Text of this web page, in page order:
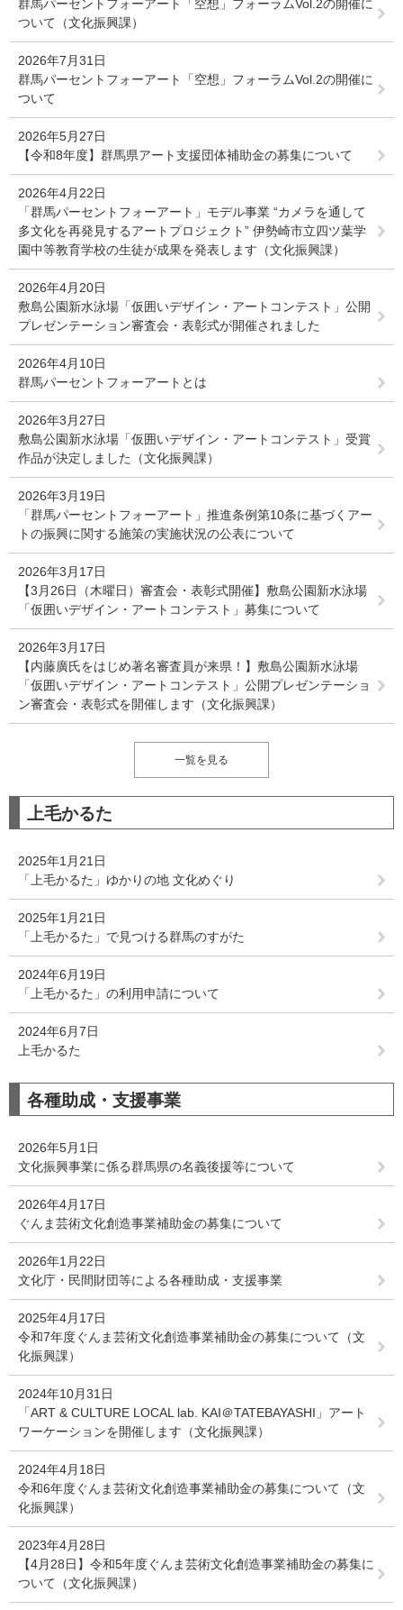
群馬パーセントフォーアート「空想」フォーラムVol.2の開催に
ついて（文化振興課）
2026年7月31日
群馬パーセントフォーアート「空想」フォーラムVol.2の開催に
ついて
2026年5月27日
【令和8年度】群馬県アート支援団体補助金の募集について
2026年4月22日
「群馬パーセントフォーアート」モデル事業 “カメラを通して
多文化を再発見するアートプロジェクト” 伊勢崎市立四ツ葉学
園中等教育学校の生徒が成果を発表します（文化振興課）
2026年4月20日
敷島公園新水泳場「仮囲いデザイン・アートコンテスト」公開
プレゼンテーション審査会・表彰式が開催されました
2026年4月10日
群馬パーセントフォーアートとは
2026年3月27日
敷島公園新水泳場「仮囲いデザイン・アートコンテスト」受賞
作品が決定しました（文化振興課）
2026年3月19日
「群馬パーセントフォーアート」推進条例第10条に基づくアー
トの振興に関する施策の実施状況の公表について
2026年3月17日
【3月26日（木曜日）審査会・表彰式開催】敷島公園新水泳場
「仮囲いデザイン・アートコンテスト」募集について
2026年3月17日
【内藤廣氏をはじめ著名審査員が来県！】敷島公園新水泳場
「仮囲いデザイン・アートコンテスト」公開プレゼンテーショ
ン審査会・表彰式を開催します（文化振興課）
一覧を見る
上毛かるた
2025年1月21日
「上毛かるた」ゆかりの地 文化めぐり
2025年1月21日
「上毛かるた」で見つける群馬のすがた
2024年6月19日
「上毛かるた」の利用申請について
2024年6月7日
上毛かるた
各種助成・支援事業
2026年5月1日
文化振興事業に係る群馬県の名義後援等について
2026年4月17日
ぐんま芸術文化創造事業補助金の募集について
2026年1月22日
文化庁・民間財団等による各種助成・支援事業
2025年4月17日
令和7年度ぐんま芸術文化創造事業補助金の募集について（文
化振興課）
2024年10月31日
「ART & CULTURE LOCAL lab. KAI＠TATEBAYASHI」アート
ワーケーションを開催します（文化振興課）
2024年4月18日
令和6年度ぐんま芸術文化創造事業補助金の募集について（文
化振興課）
2023年4月28日
【4月28日】令和5年度ぐんま芸術文化創造事業補助金の募集に
ついて（文化振興課）